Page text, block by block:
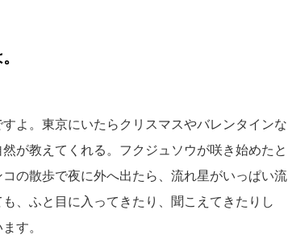
よ。東京にいたらクリスマスやバレンタインな
が教えてくれる。フクジュソウが咲き始めたと
の散歩で夜に外へ出たら、流れ星がいっぱい流
、ふと目に入ってきたり、聞こえてきたりし
す。